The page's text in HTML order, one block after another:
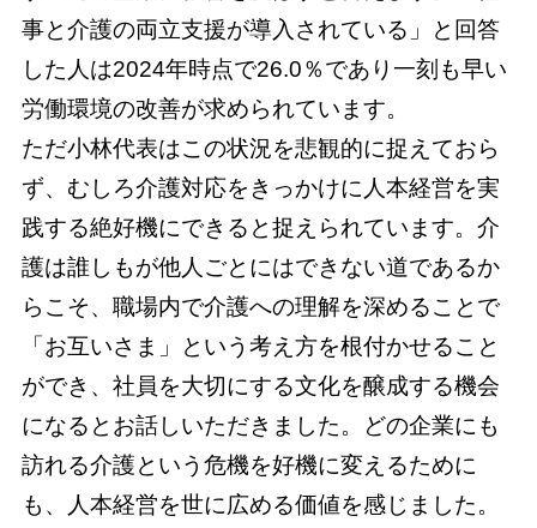
事と介護の両立支援が導入されている」と回答
した人は2024年時点で26.0％であり一刻も早い
労働環境の改善が求められています。
ただ小林代表はこの状況を悲観的に捉えておら
ず、むしろ介護対応をきっかけに人本経営を実
践する絶好機にできると捉えられています。介
護は誰しもが他人ごとにはできない道であるか
らこそ、職場内で介護への理解を深めることで
「お互いさま」という考え方を根付かせること
ができ、社員を大切にする文化を醸成する機会
になるとお話しいただきました。どの企業にも
訪れる介護という危機を好機に変えるために
も、人本経営を世に広める価値を感じました。